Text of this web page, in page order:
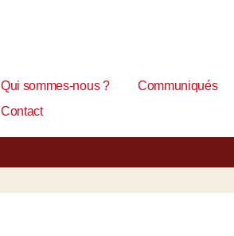
Qui sommes-nous ? Communiqués
Contact